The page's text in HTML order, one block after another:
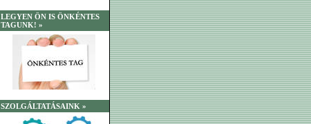
LEGYEN ÖN IS ÖNKÉNTES
TAGUNK! »
SZOLGÁLTATÁSAINK »